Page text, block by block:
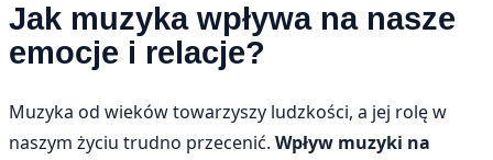
Jak muzyka wpływa na nasze
emocje i relacje?
Muzyka od wieków towarzyszy ludzkości, a jej rolę w
naszym życiu trudno przecenić. Wpływ muzyki na